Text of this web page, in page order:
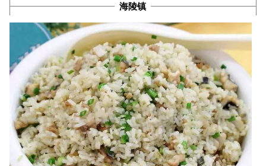
海陵镇